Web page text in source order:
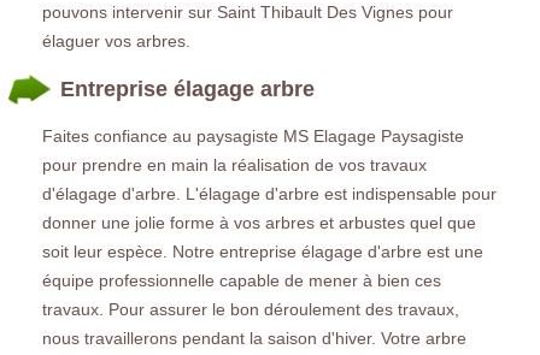
pouvons intervenir sur Saint Thibault Des Vignes pour
élaguer vos arbres.
Entreprise élagage arbre
Faites confiance au paysagiste MS Elagage Paysagiste
pour prendre en main la réalisation de vos travaux
d'élagage d'arbre. L'élagage d'arbre est indispensable pour
donner une jolie forme à vos arbres et arbustes quel que
soit leur espèce. Notre entreprise élagage d'arbre est une
équipe professionnelle capable de mener à bien ces
travaux. Pour assurer le bon déroulement des travaux,
nous travaillerons pendant la saison d'hiver. Votre arbre